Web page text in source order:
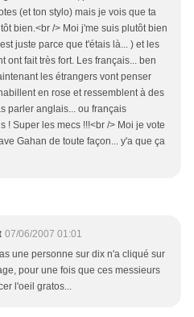
(et ton stylo) mais je vois que ta
bien.<br /> Moi j'me suis plutôt bien
juste parce que t'étais là... ) et les
ont fait très fort. Les français... ben
les étrangers vont penser
en rose et ressemblent à des
parler anglais... ou français
! Super les mecs !!!<br /> Moi je vote
Gahan de toute façon... y'a que ça
07/06/2007 01:01
une personne sur dix n'a cliqué sur
pour une fois que ces messieurs
l'oeil gratos...